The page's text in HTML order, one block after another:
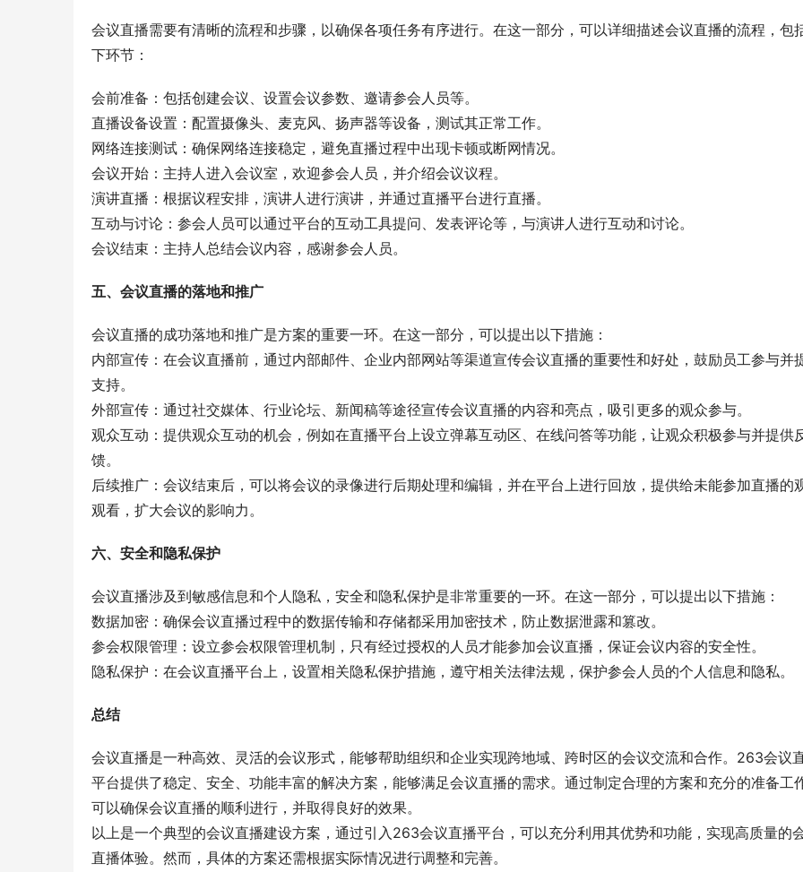
会议直播需要有清晰的流程和步骤，以确保各项任务有序进行。在这一部分，可以详细描述会议直播的流程，包
下环节：
会前准备：包括创建会议、设置会议参数、邀请参会人员等。
直播设备设置：配置摄像头、麦克风、扬声器等设备，测试其正常工作。
网络连接测试：确保网络连接稳定，避免直播过程中出现卡顿或断网情况。
会议开始：主持人进入会议室，欢迎参会人员，并介绍会议议程。
演讲直播：根据议程安排，演讲人进行演讲，并通过直播平台进行直播。
互动与讨论：参会人员可以通过平台的互动工具提问、发表评论等，与演讲人进行互动和讨论。
会议结束：主持人总结会议内容，感谢参会人员。
五、会议直播的落地和推广
会议直播的成功落地和推广是方案的重要一环。在这一部分，可以提出以下措施：
内部宣传：在会议直播前，通过内部邮件、企业内部网站等渠道宣传会议直播的重要性和好处，鼓励员工参与并
支持。
外部宣传：通过社交媒体、行业论坛、新闻稿等途径宣传会议直播的内容和亮点，吸引更多的观众参与。
观众互动：提供观众互动的机会，例如在直播平台上设立弹幕互动区、在线问答等功能，让观众积极参与并提供
馈。
后续推广：会议结束后，可以将会议的录像进行后期处理和编辑，并在平台上进行回放，提供给未能参加直播的
观看，扩大会议的影响力。
六、安全和隐私保护
会议直播涉及到敏感信息和个人隐私，安全和隐私保护是非常重要的一环。在这一部分，可以提出以下措施：
数据加密：确保会议直播过程中的数据传输和存储都采用加密技术，防止数据泄露和篡改。
参会权限管理：设立参会权限管理机制，只有经过授权的人员才能参加会议直播，保证会议内容的安全性。
隐私保护：在会议直播平台上，设置相关隐私保护措施，遵守相关法律法规，保护参会人员的个人信息和隐私。
总结
会议直播是一种高效、灵活的会议形式，能够帮助组织和企业实现跨地域、跨时区的会议交流和合作。263会议
平台提供了稳定、安全、功能丰富的解决方案，能够满足会议直播的需求。通过制定合理的方案和充分的准备工
可以确保会议直播的顺利进行，并取得良好的效果。
以上是一个典型的会议直播建设方案，通过引入263会议直播平台，可以充分利用其优势和功能，实现高质量的
直播体验。然而，具体的方案还需根据实际情况进行调整和完善。